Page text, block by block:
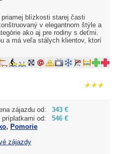
blízkosti starej časti
v elegantnom štýle a
ako aj pre rodiny s deťmi.
a má veľa stálych klientov, ktorí
zájazdu od:
343 €
príplatkami od:
546 €
, Pomorie
zájazdy